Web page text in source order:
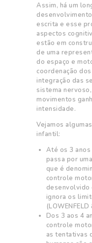
Assim, há um
escrita e esse
aspectos
estão em
de uma
do espaço e
coordenação
integração das
sistema
movimentos
intensidade.
Vejamos
infantil:
Até os 3 anos
passa por
que é
controle
desenvolvido
ignora os
Dos 3 aos 4
controle
as tentativas